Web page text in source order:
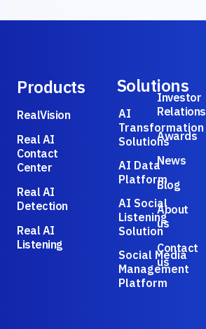
Products
RealVision
Real AI
Contact
Center
Real AI
Detection
Real AI
Listening
Solutions
AI
Transformation
Solutions
AI Data
Platform
AI Social
Listening
Solution
Social Media
Management
Platform
Investor
Relations
Awards
News
Blog
About
us
Contact
us